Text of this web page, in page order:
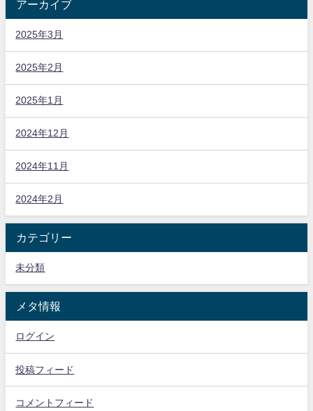
アーカイブ
2025年3月
2025年2月
2025年1月
2024年12月
2024年11月
2024年2月
カテゴリー
未分類
メタ情報
ログイン
投稿フィード
コメントフィード